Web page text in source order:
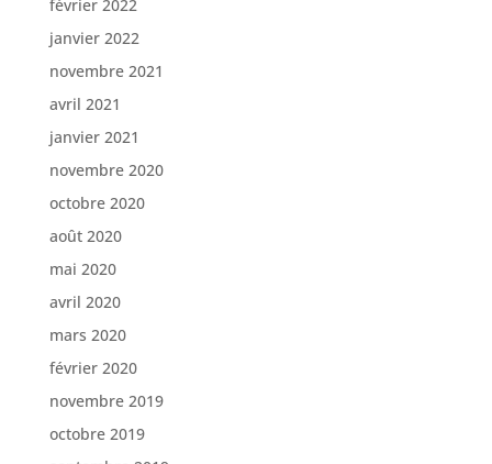
février 2022
janvier 2022
novembre 2021
avril 2021
janvier 2021
novembre 2020
octobre 2020
août 2020
mai 2020
avril 2020
mars 2020
février 2020
novembre 2019
octobre 2019